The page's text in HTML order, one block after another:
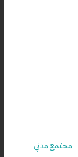
مجتمع مدني